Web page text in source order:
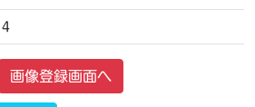
画像登録画面へ